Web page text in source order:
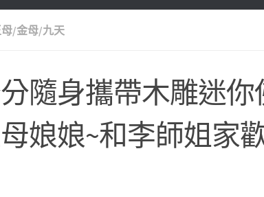
/金母/九天
分隨身攜帶木雕迷
娘娘~和李師姐家